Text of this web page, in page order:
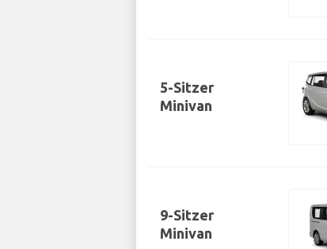
5-Sitzer
Minivan
9-Sitzer
Minivan